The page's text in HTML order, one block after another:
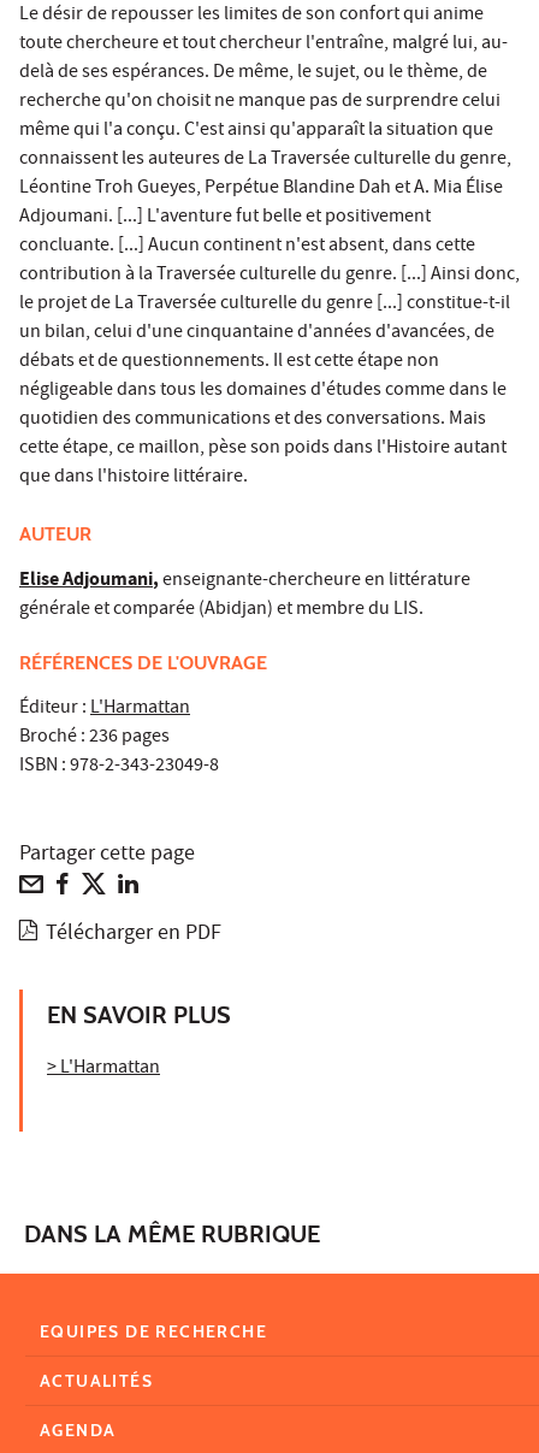
Le désir de repousser les limites de son confort qui anime
toute chercheure et tout chercheur l'entraîne, malgré lui, au-
delà de ses espérances. De même, le sujet, ou le thème, de
recherche qu'on choisit ne manque pas de surprendre celui
même qui l'a conçu. C'est ainsi qu'apparaît la situation que
connaissent les auteures de La Traversée culturelle du genre,
Léontine Troh Gueyes, Perpétue Blandine Dah et A. Mia Élise
Adjoumani. [...] L'aventure fut belle et positivement
concluante. [...] Aucun continent n'est absent, dans cette
contribution à la Traversée culturelle du genre. [...] Ainsi donc,
le projet de La Traversée culturelle du genre [...] constitue-t-il
un bilan, celui d'une cinquantaine d'années d'avancées, de
débats et de questionnements. Il est cette étape non
négligeable dans tous les domaines d'études comme dans le
quotidien des communications et des conversations. Mais
cette étape, ce maillon, pèse son poids dans l'Histoire autant
que dans l'histoire littéraire.
AUTEUR
Elise Adjoumani,enseignante-chercheure en littérature
générale et comparée (Abidjan) et membre du LIS.
RÉFÉRENCES DE L'OUVRAGE
Éditeur :L'Harmattan
Broché : 236 pages
ISBN : 978-2-343-23049-8
Partager cette page
Télécharger en PDF
EN SAVOIR PLUS
> L'Harmattan
DANS LA MÊME RUBRIQUE
EQUIPES DE RECHERCHE
ACTUALITÉS
AGENDA